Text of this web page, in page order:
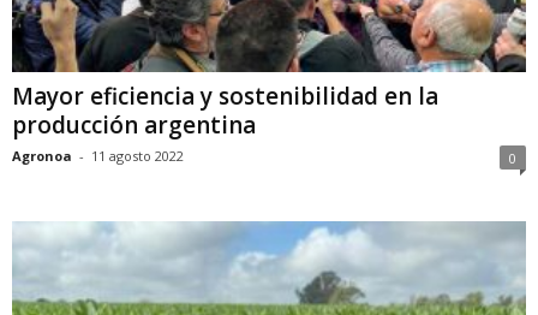
Mayor eficiencia y sostenibilidad en la
producción argentina
Agronoa - 11 agosto 2022 0